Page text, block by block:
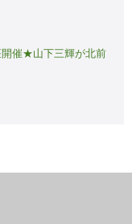
催★山下三輝が北前